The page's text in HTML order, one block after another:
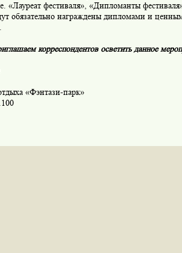
«Лауреат фестиваля», «Дипломанты
обязательно награждены дипломами и
корреспондентов осветить данное
«Фэнтази-парк»